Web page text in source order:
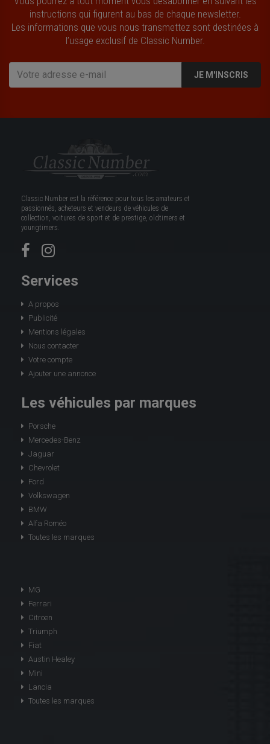
instructions qui figurent au bas de chaque newsletter.
Les informations que vous nous transmettez sont destinées à
l’usage exclusif de Classic Number.
JE M'INSCRIS
Classic Number est la référence pour tous les amateurs et
passionnés, acheteurs et vendeurs de véhicules de
collection, voitures de sport et de prestige, oldtimers et
youngtimers.
Services
A propos
Publicité
Mentions légales
Nous contacter
Votre compte
Ajouter une annonce
Les véhicules par marques
Porsche
Mercedes-Benz
Jaguar
Chevrolet
Ford
Volkswagen
BMW
Alfa Roméo
Toutes les marques
MG
Ferrari
Citroen
Triumph
Fiat
Austin Healey
Mini
Lancia
Toutes les marques